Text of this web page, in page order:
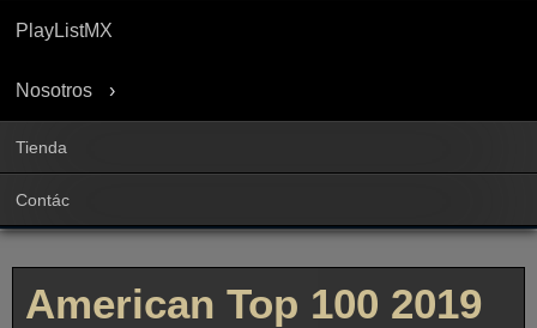
PlayListMX
Nosotros
Tienda
Contác
American Top 100 2019